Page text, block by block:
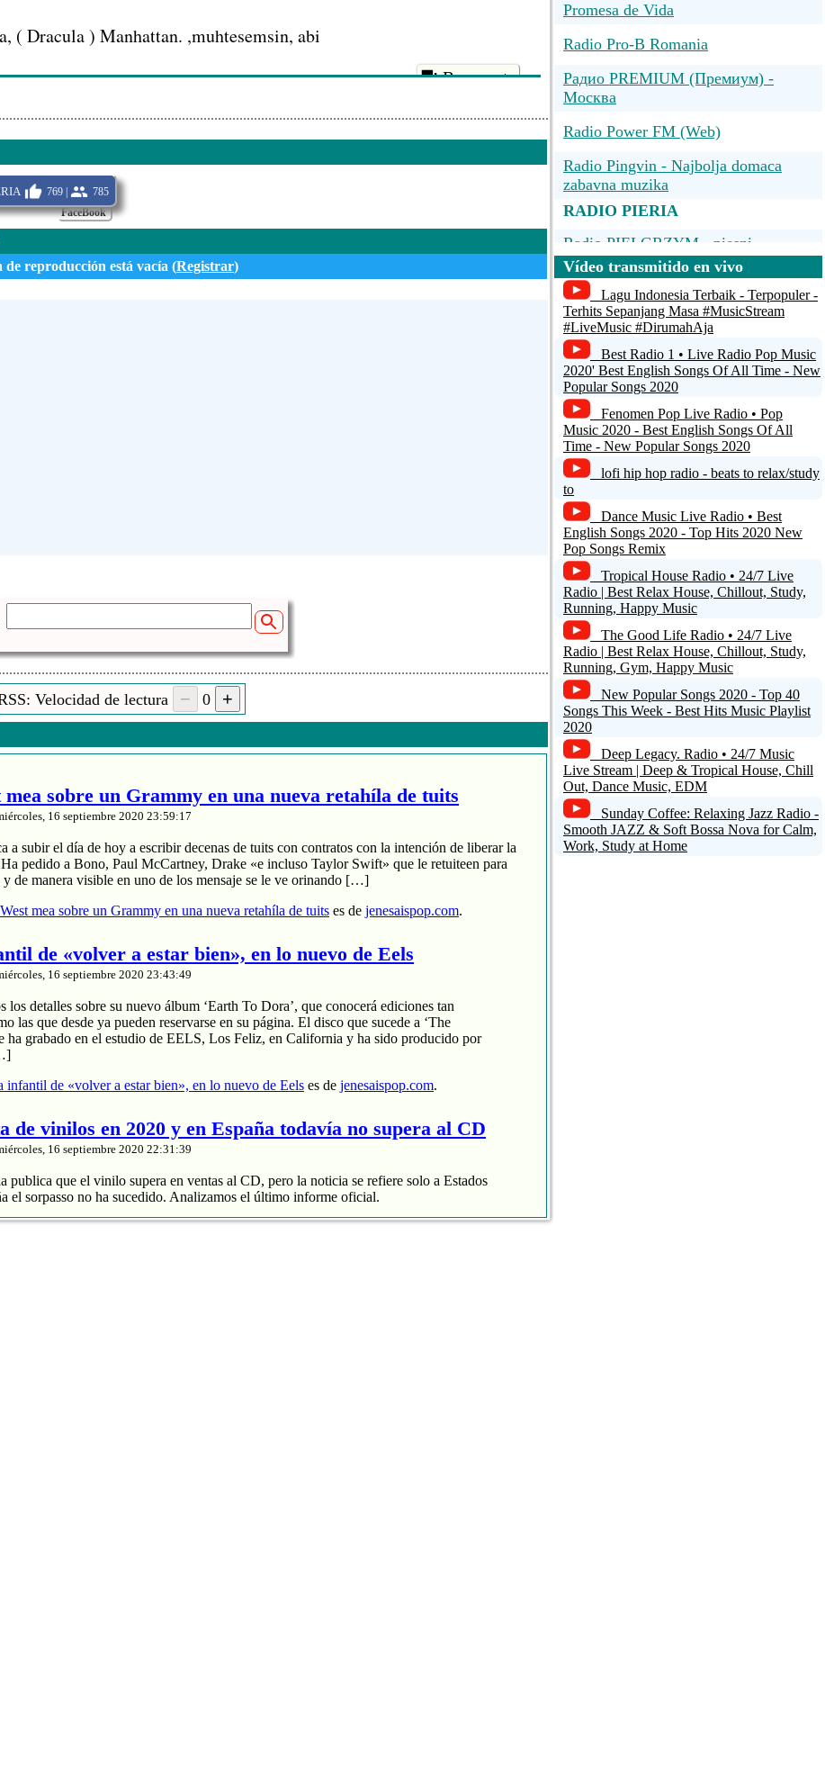
( Dracula ) Manhattan. ,muhtesemsin, abi
Respuesta
FaceBook
769 | 785
de reproducción está vacía (Registrar)
Velocidad de lectura 0
mea sobre un Grammy en una nueva retahíla de tuits
16 septiembre 2020 23:59:17
a subir el día de hoy a escribir decenas de tuits con contratos con la intención de liberar la
pedido a Bono, Paul McCartney, Drake «e incluso Taylor Swift» que le retuiteen para
y de manera visible en uno de los mensaje se le ve orinando […]
mea sobre un Grammy en una nueva retahíla de tuits es de jenesaispop.com.
de «volver a estar bien», en lo nuevo de Eels
16 septiembre 2020 23:43:49
los detalles sobre su nuevo álbum ‘Earth To Dora’, que conocerá ediciones tan
las que desde ya pueden reservarse en su página. El disco que sucede a ‘The
ha grabado en el estudio de EELS, Los Feliz, en California y ha sido producido por
infantil de «volver a estar bien», en lo nuevo de Eels es de jenesaispop.com.
de vinilos en 2020 y en España todavía no supera al CD
16 septiembre 2020 22:31:39
publica que el vinilo supera en ventas al CD, pero la noticia se refiere solo a Estados
el sorpasso no ha sucedido. Analizamos el último informe oficial.
produce un 88% de los ingresos
Promesa de Vida
Radio Pro-B Romania
Радио PREMIUM (Премиум) -
Москва
Radio Power FM (Web)
Radio Pingvin - Najbolja domaca
zabavna muzika
RADIO PIERIA
Radio PIELGRZYM - piesni
polskojezyczne
Radio Perle Des Antilles
Radio Perfecto, La seule radio classic
rock !
Radio Park Fm
Radio Paratiritis
Vídeo transmitido en vivo
Lagu Indonesia Terbaik - Terpopuler -
Terhits Sepanjang Masa #MusicStream
#LiveMusic #DirumahAja
Best Radio 1 • Live Radio Pop Music
2020' Best English Songs Of All Time - New
Popular Songs 2020
Fenomen Pop Live Radio • Pop
Music 2020 - Best English Songs Of All
Time - New Popular Songs 2020
lofi hip hop radio - beats to relax/study
to
Dance Music Live Radio • Best
English Songs 2020 - Top Hits 2020 New
Pop Songs Remix
Tropical House Radio • 24/7 Live
Radio | Best Relax House, Chillout, Study,
Running, Happy Music
The Good Life Radio • 24/7 Live
Radio | Best Relax House, Chillout, Study,
Running, Gym, Happy Music
New Popular Songs 2020 - Top 40
Songs This Week - Best Hits Music Playlist
2020
Deep Legacy. Radio • 24/7 Music
Live Stream | Deep & Tropical House, Chill
Out, Dance Music, EDM
Sunday Coffee: Relaxing Jazz Radio -
Smooth JAZZ & Soft Bossa Nova for Calm,
Work, Study at Home